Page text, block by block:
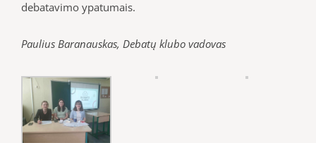
debatavimo ypatumais.
Paulius Baranauskas, Debatų klubo vadovas